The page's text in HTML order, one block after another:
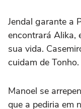
Jendal garante a
encontrará Alika,
sua vida.
cuidam de Tonho.
Manoel se
que a pediria em